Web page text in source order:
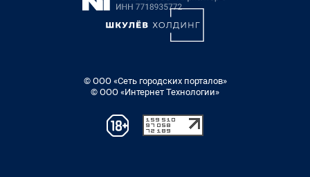
© ООО «Сеть городских порталов»
© ООО «Интернет Технологии»